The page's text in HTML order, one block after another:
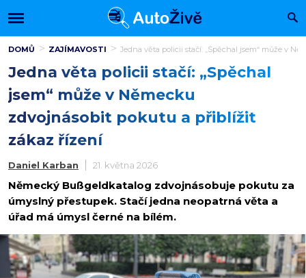
DOMŮ ZAJÍMAVOSTI Jedna věta policii stačí: „Spěchal jsem“ může v
Jedna věta policii stačí: „Spěchal
jsem“ může v Německu
zdvojnásobit pokutu a přiblížit
zákaz řízení
Daniel Karban 21. května 2026
Německý Bußgeldkatalog zdvojnásobuje pokutu za
úmyslný přestupek. Stačí jedna neopatrná věta a
úřad má úmysl černé na bílém.